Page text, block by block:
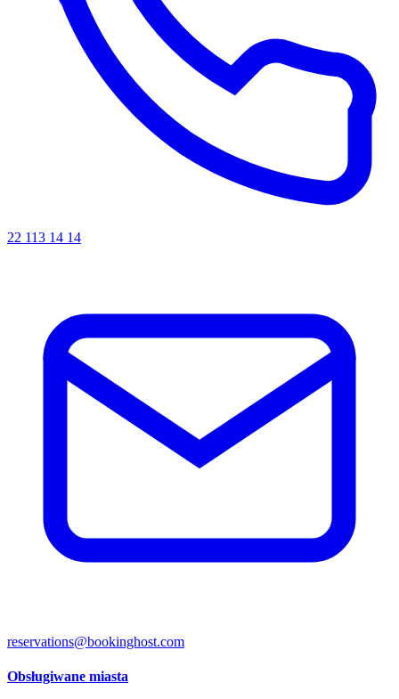
22 113 14 14
reservations@bookinghost.com
Obsługiwane miasta